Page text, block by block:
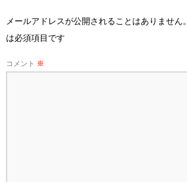
メールアドレスが公開されることはありません。
は必須項目です
コメント ※